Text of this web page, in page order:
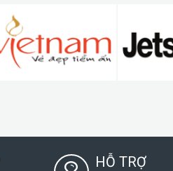
HỖ TRỢ